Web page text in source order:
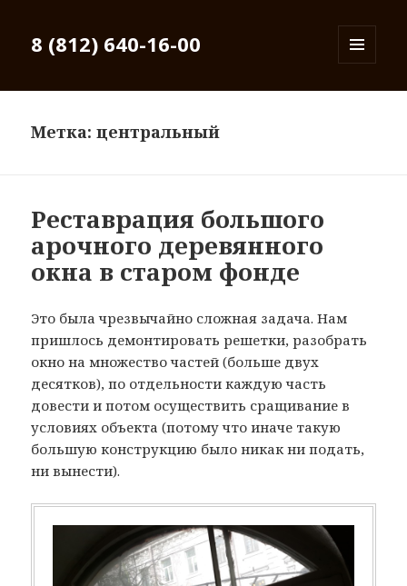
8 (812) 640-16-00
Метка: центральный
Реставрация большого
арочного деревянного
окна в старом фонде
Это была чрезвычайно сложная задача. Нам
пришлось демонтировать решетки, разобрать
окно на множество частей (больше двух
десятков), по отдельности каждую часть
довести и потом осуществить сращивание в
условиях объекта (потому что иначе такую
большую конструкцию было никак ни подать,
ни вынести).